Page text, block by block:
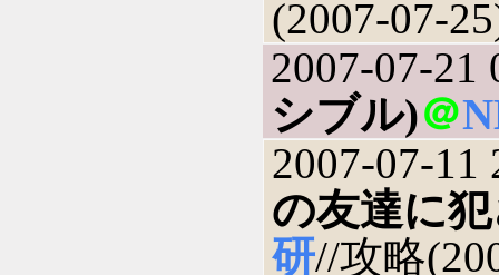
(2007-07-
2007-07-21
シブル)＠
2007-07-11
の友達に
研//攻略